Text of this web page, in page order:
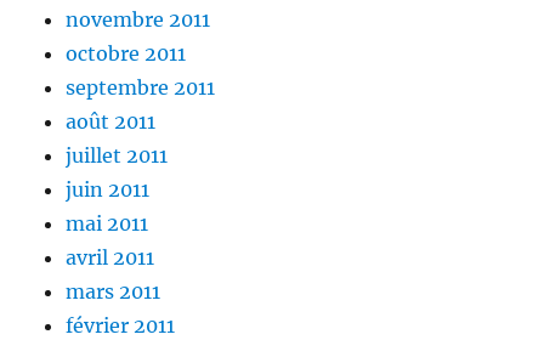
novembre 2011
octobre 2011
septembre 2011
août 2011
juillet 2011
juin 2011
mai 2011
avril 2011
mars 2011
février 2011